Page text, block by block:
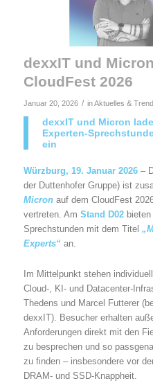
dexxIT und
CloudFest 2026
Januar 20, 2026 / inAktuelles &
dexxITund Micron
Experten-
ein
Würzburg, 19. Januar 2026–
der Duttenhofer Gruppe) ist
Micronauf dem CloudFest
vertreten. Am Stand D02bieten
Sprechstunden mit dem Titel
Experts“an.
Im Mittelpunkt stehen
Cloud-, KI- und Datacenter-
Thedens und Marcel Futterer
dexxIT). Besucher erhalten
Anforderungen direkt mit den
zu besprechen und so
zu finden – insbesondere vor
DRAM- und SSD-Knappheit.